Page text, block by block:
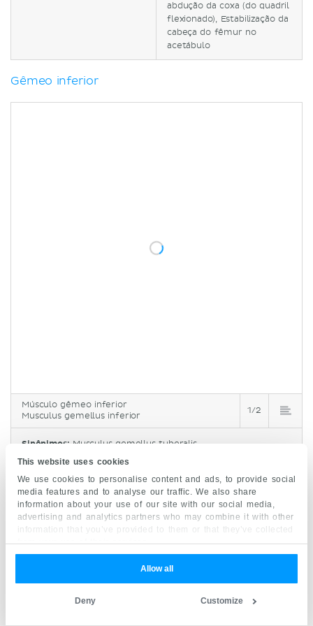
This website uses cookies
We use cookies to personalise content and ads, to provide social
media features and to analyse our traffic. We also share
information about your use of our site with our social media,
advertising and analytics partners who may combine it with other
information that you’ve provided to them or that they’ve collected
from your use of their services.
Allow all
Customize
Deny
abdução da coxa (do quadril
flexionado), Estabilização da
cabeça do fêmur no
acetábulo
Gêmeo inferior
Músculo gêmeo inferior
Musculus gemellus inferior
1/2
Sinônimos: Musculus gemellus tuberalis
Ogêmeo inferioré um músculo pequeno,
estreito e de formato triangular. Encontra-se
inferiormente ao obturador interno e
O gêmeo inferior origina-se da tuberosidade
de um tendão comum com o gêmeo superior e o